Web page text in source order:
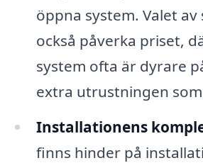
öppna system. Valet av
också påverka priset,
system ofta är dyrare
extra utrustningen
Installationens
finns hinder på